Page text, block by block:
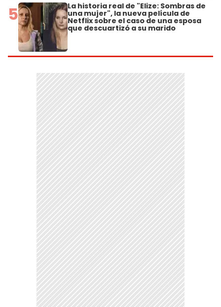
5 La historia real de "Elize: Sombras de
una mujer", la nueva película de
Netflix sobre el caso de una esposa
que descuartizó a su marido